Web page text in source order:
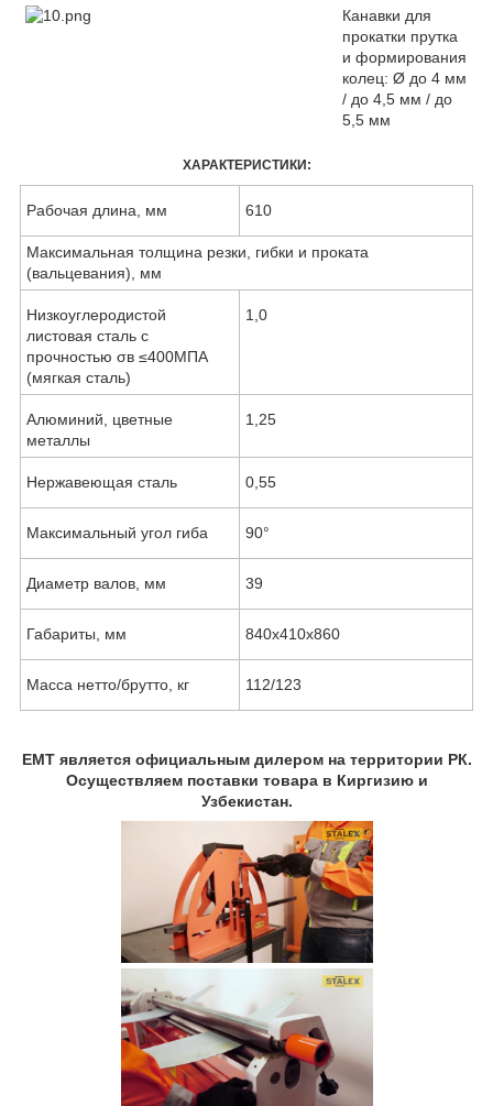
Канавки для
прокатки прутка
и формирования
колец: Ø до 4 мм
/ до 4,5 мм / до
5,5 мм
ХАРАКТЕРИСТИКИ:
Рабочая длина, мм 610
Максимальная толщина резки, гибки и проката
(вальцевания), мм
Низкоуглеродистой
листовая сталь с
прочностью σв ≤400МПА
(мягкая сталь)
1,0
Алюминий, цветные
металлы
1,25
Нержавеющая сталь 0,55
Максимальный угол гиба 90°
Диаметр валов, мм 39
Габариты, мм 840х410х860
Масса нетто/брутто, кг 112/123
EMT является официальным дилером на территории РК.
Осуществляем поставки товара в Киргизию и
Узбекистан.